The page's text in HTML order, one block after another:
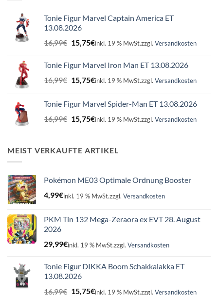
Tonie Figur Marvel Captain America ET
13.08.2026
16,99€ Ursprünglicher
Preis
16,99€
15,75€Aktueller
15,75€.
inkl. 19 % MwSt.zzgl. Versandkosten
Tonie Figur Marvel Iron Man ET 13.08.2026
16,99€ Ursprünglicher
Preis
16,99€
15,75€Aktueller
15,75€.
inkl. 19 % MwSt.zzgl. Versandkosten
Tonie Figur Marvel Spider-Man ET 13.08.2026
16,99€ Ursprünglicher
Preis
16,99€
15,75€Aktueller
15,75€.
inkl. 19 % MwSt.zzgl. Versandkosten
MEIST VERKAUFTE ARTIKEL
Pokémon ME03 Optimale Ordnung Booster
4,99€inkl. 19 % MwSt.zzgl. Versandkosten
PKM Tin 132 Mega-Zeraora ex EVT 28. August
2026
29,99€inkl. 19 % MwSt.zzgl. Versandkosten
Tonie Figur DIKKA Boom Schakkalakka ET
13.08.2026
16,99€ Ursprünglicher
15,75€Aktueller
inkl. 19 % MwSt.zzgl. Versandkosten